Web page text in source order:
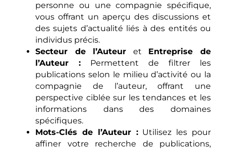
personne ou une compagnie spécifique,
vous offrant un aperçu des discussions et
des sujets d’actualité liés à des entités ou
individus précis.
Secteur de l’Auteur et Entreprise de
l’Auteur : Permettent de filtrer les
publications selon le milieu d’activité ou la
compagnie de l’auteur, offrant une
perspective ciblée sur les tendances et les
informations dans des domaines
spécifiques.
Mots-Clés de l’Auteur :Utilisez les pour
affiner votre recherche de publications,